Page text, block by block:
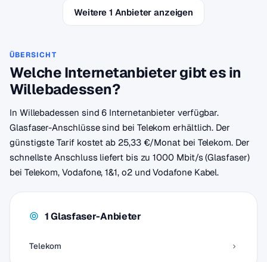
Weitere 1 Anbieter anzeigen
ÜBERSICHT
Welche Internetanbieter gibt es in
Willebadessen?
In Willebadessen sind 6 Internetanbieter verfügbar.
Glasfaser-Anschlüsse sind bei Telekom erhältlich. Der
günstigste Tarif kostet ab 25,33 €/Monat bei Telekom. Der
schnellste Anschluss liefert bis zu 1000 Mbit/s (Glasfaser)
bei Telekom, Vodafone, 1&1, o2 und Vodafone Kabel.
1 Glasfaser-Anbieter
Telekom